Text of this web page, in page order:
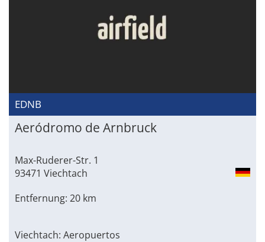
EDNB
Aeródromo de Arnbruck
Max-Ruderer-Str. 1
93471 Viechtach
Entfernung: 20 km
Viechtach: Aeropuertos